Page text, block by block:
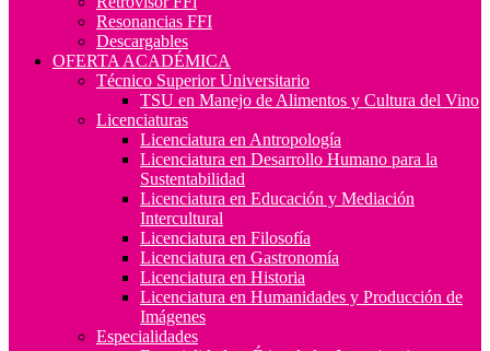
Resonancias FFI
Descargables
OFERTA ACADÉMICA
Técnico Superior Universitario
TSU en Manejo de Alimentos y Cultura del Vino
Licenciaturas
Licenciatura en Antropología
Licenciatura en Desarrollo Humano para la
Sustentabilidad
Licenciatura en Educación y Mediación
Intercultural
Licenciatura en Filosofía
Licenciatura en Gastronomía
Licenciatura en Historia
Licenciatura en Humanidades y Producción de
Imágenes
Especialidades